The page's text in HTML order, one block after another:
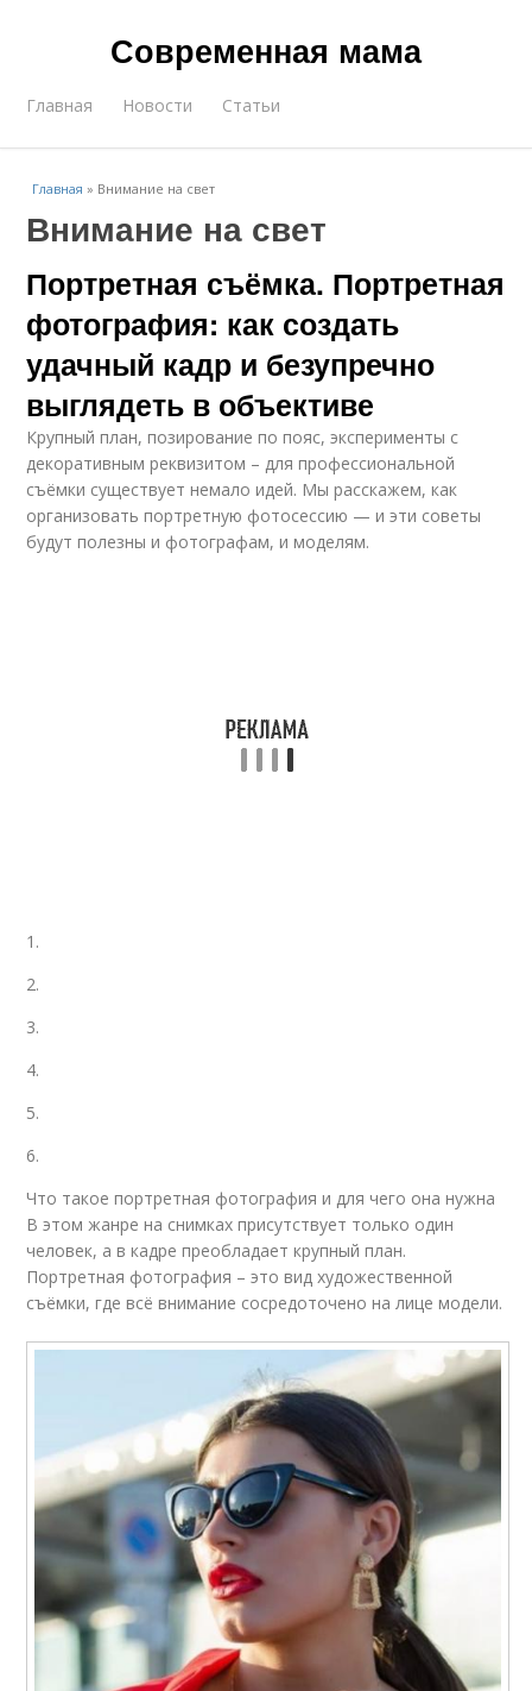
Современная мама
Главная Новости Статьи
Главная » Внимание на свет
Внимание на свет
Портретная съёмка. Портретная
фотография: как создать
удачный кадр и безупречно
выглядеть в объективе
Крупный план, позирование по пояс, эксперименты с
декоративным реквизитом – для профессиональной
съёмки существует немало идей. Мы расскажем, как
организовать портретную фотосессию — и эти советы
будут полезны и фотографам, и моделям.
1.
2.
3.
4.
5.
6.
Что такое портретная фотография и для чего она нужна
В этом жанре на снимках присутствует только один
человек, а в кадре преобладает крупный план.
Портретная фотография – это вид художественной
съёмки, где всё внимание сосредоточено на лице модели.